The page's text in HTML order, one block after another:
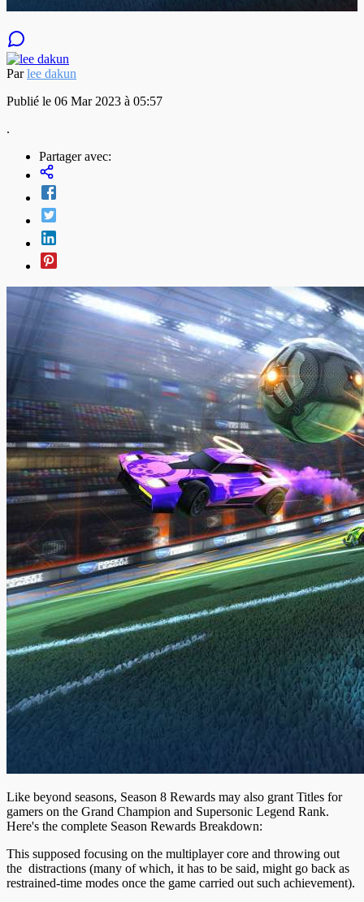
Parlee dakun
Publié le 06 Mar 2023 à 05:57
.
Partager avec:
Like beyond seasons, Season 8 Rewards may also grant Titles for
gamers on the Grand Champion and Supersonic Legend Rank.
Here's the complete Season Rewards Breakdown:
This supposed focusing on the multiplayer core and throwing out
the distractions (many of which, it has to be said, might go back as
restrained-time modes once the game carried out such achievement).